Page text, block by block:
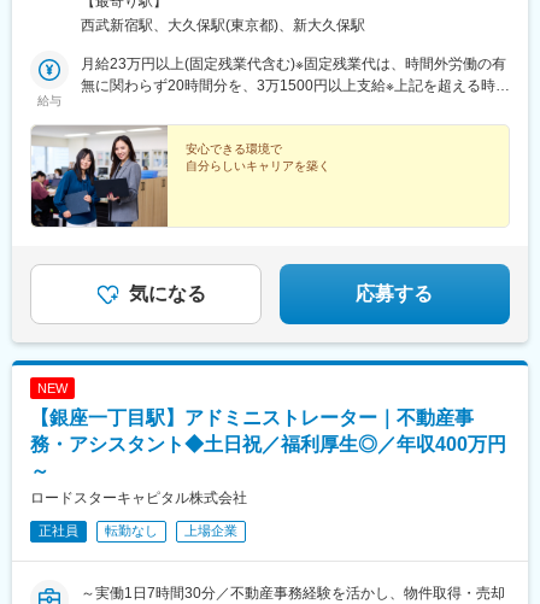
駅 南口より徒歩5分・西武新宿線「西武新宿」駅 北口より徒歩3
丸の内線「新宿」駅より徒歩7分※受動喫煙防止対策：あり
西武新宿駅、大久保駅(東京都)、新大久保駅
給与
月給23万円以上(固定残業代含む)※固定残業代は、時間外労働の有
無に関わらず20時間分を、3万1500円以上支給※上記を超える時間
安心できる環境で
自分らしいキャリアを築く
気になる 応募する
NEW
【銀座一丁目駅】アドミニストレーター｜不動産事
務・アシスタント◆土日祝／福利厚生◎／年収400万円
～
ロードスターキャピタル株式会社
正社員 転勤なし 上場企業
～実働1日7時間30分／不動産事務経験を活かし、物件取得・売却